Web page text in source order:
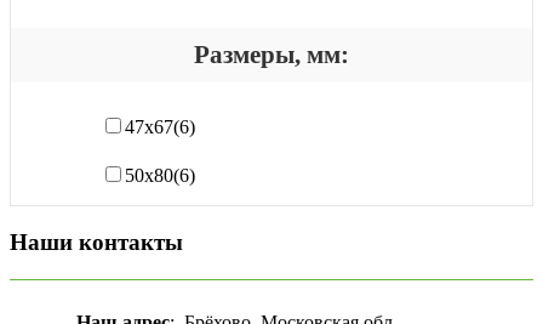
Размеры, мм:
47х67(6)
50х80(6)
Наши контакты